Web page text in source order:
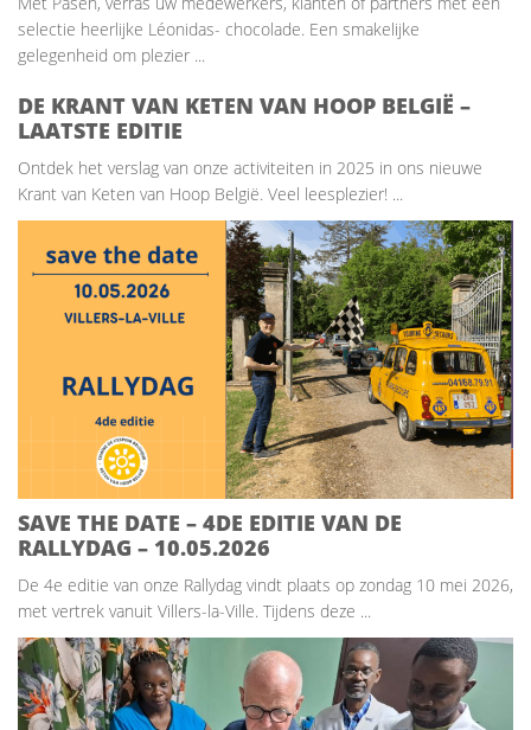
selectie heerlijke Léonidas- chocolade. Een smakelijke
gelegenheid om plezier ...
DE KRANT VAN KETEN VAN HOOP BELGIË –
LAATSTE EDITIE
Ontdek het verslag van onze activiteiten in 2025 in ons nieuwe
Krant van Keten van Hoop België. Veel leesplezier! ...
SAVE THE DATE – 4DE EDITIE VAN DE
RALLYDAG – 10.05.2026
De 4e editie van onze Rallydag vindt plaats op zondag 10 mei 2026,
met vertrek vanuit Villers-la-Ville. Tijdens deze ...